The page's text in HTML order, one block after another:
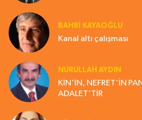
BAHRI KAYAOĞLU
Kanal altı çalışması
NURULLAH AYDIN
KİN'İN, NEFRET'İN
ADALET'TİR